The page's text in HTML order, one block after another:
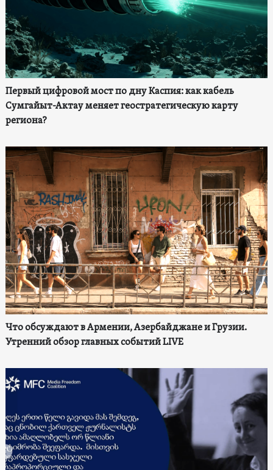
Первый цифровой мост по дну Каспия: как кабель
Сумгайыт-Актау меняет геостратегическую карту
региона?
Что обсуждают в Армении, Азербайджане и Грузии.
Утренний обзор главных событий LIVE